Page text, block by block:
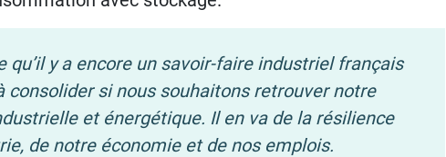
qu’il y a encore un savoir-faire industriel français
consolider si nous souhaitons retrouver notre
et énergétique. Il en va de la résilience
de notre économie et de nos emplois.